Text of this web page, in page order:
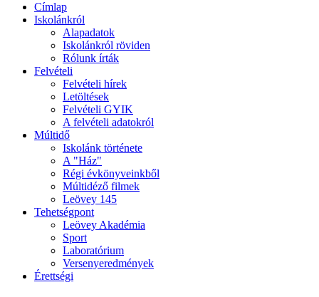
Címlap
Iskolánkról
Alapadatok
Iskolánkról röviden
Rólunk írták
Felvételi
Felvételi hírek
Letöltések
Felvételi GYIK
A felvételi adatokról
Múltidő
Iskolánk története
A "Ház"
Régi évkönyveinkből
Múltidéző filmek
Leövey 145
Tehetségpont
Leövey Akadémia
Sport
Laboratórium
Versenyeredmények
Érettségi